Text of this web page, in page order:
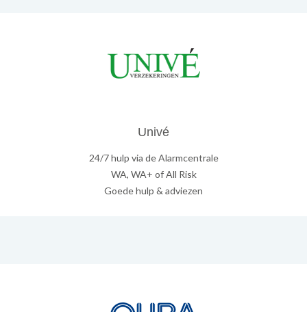
Univé
24/7 hulp via de Alarmcentrale
WA, WA+ of All Risk
Goede hulp & adviezen